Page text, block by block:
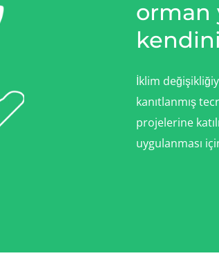
orman
İklim
kanıtlanmış
projelerine
uygulanması